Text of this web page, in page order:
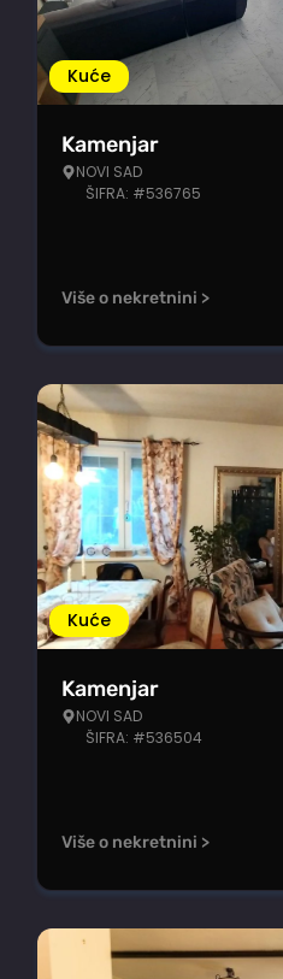
Kuće
Kamenjar
NOVI SAD
ŠIFRA: #536765
Više o nekretnini >
Kuće
Kamenjar
NOVI SAD
ŠIFRA: #536504
Više o nekretnini >